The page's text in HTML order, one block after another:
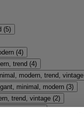
(5)
(4)
trend (4)
modern, trend, vintage
minimal, modern (3)
trend, vintage (2)
trend